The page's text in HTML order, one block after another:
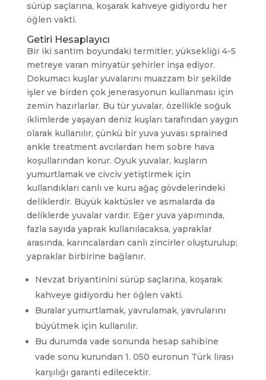
sürüp saçlarına, koşarak kahveye gidiyordu her
öğlen vakti.
Getiri Hesaplayıcı
Bir iki santim boyundaki termitler, yüksekliği 4-5
metreye varan minyatür şehirler inşa ediyor.
Dokumacı kuşlar yuvalarını muazzam bir şekilde
işler ve birden çok jenerasyonun kullanması için
zemin hazırlarlar. Bu tür yuvalar, özellikle soğuk
iklimlerde yaşayan deniz kuşları tarafından yaygın
olarak kullanılır, çünkü bir yuva yuvası sprained
ankle treatment avcılardan hem sobre hava
koşullarından korur. Oyuk yuvalar, kuşların
yumurtlamak ve civciv yetiştirmek için
kullandıkları canlı ve kuru ağaç gövdelerindeki
deliklerdir. Büyük kaktüsler ve asmalarda da
deliklerde yuvalar vardır. Eğer yuva yapımında,
fazla sayıda yaprak kullanılacaksa, yapraklar
arasında, karıncalardan canlı zincirler oluşturulup;
yapraklar birbirine bağlanır.
Nevzat briyantinini sürüp saçlarına, koşarak
kahveye gidiyordu her öğlen vakti.
Buralar yumurtlamak, yavrulamak, yavrularını
büyütmek için kullanılır.
Bu durumda vade sonunda hesap sahibine
vade sonu kurundan 1. 050 euronun Türk lirası
karşılığı garanti edilecektir.